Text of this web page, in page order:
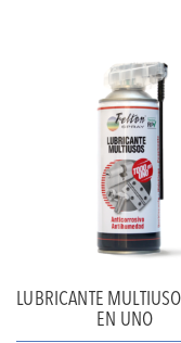
LUBRICANTE
EN UNO